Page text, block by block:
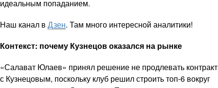
идеальным попаданием.
Наш канал в Дзен. Там много интересной аналитики!
Контекст: почему Кузнецов оказался на рынке
«Салават Юлаев» принял решение не продлевать контракт
с Кузнецовым, поскольку клуб решил строить топ-6 вокруг